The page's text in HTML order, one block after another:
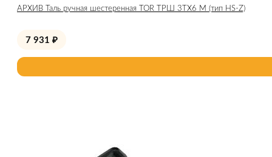
АРХИВ Таль ручная шестеренная TOR ТРШ 3ТХ6 М (тип HS-Z)
7 931 ₽